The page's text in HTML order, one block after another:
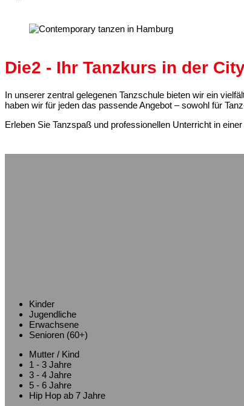
Die2 - Ihr Tanzkurs in der
In unserer zentral gelegenen Tanzschule bieten wir ein
haben wir für jeden das passende Angebot – sowohl für
Erleben Sie Tanzspaß und professionellen Unterricht in
Kinder
Jugendliche
Erwachsene
Senioren (60+)
Mutter / Kind
1 - 3 Jahre
3 - 4 Jahre
5 - 6 Jahre
Hip Hop ab 7 Jahre